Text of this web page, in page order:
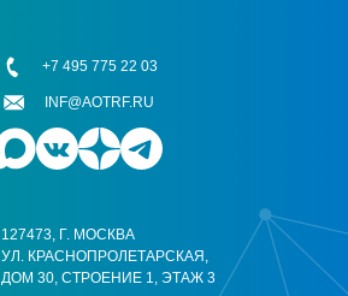
127473, Г. МОСКВА
УЛ. КРАСНОПРОЛЕТАРСКАЯ,
ДОМ 30, СТРОЕНИЕ 1, ЭТАЖ 3
+7 495 775 22 03
INF@AOTRF.RU